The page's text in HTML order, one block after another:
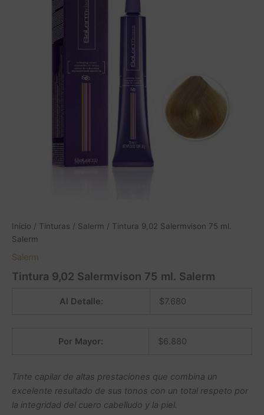
Inicio / Tinturas / Salerm / Tintura 9,02 Salermvison 75 ml.
Salerm
Salerm
Tintura 9,02 Salermvison 75 ml. Salerm
Al Detalle: $7.680
Por Mayor: $6.880
Tinte capilar de altas prestaciones que combina un
excelente resultado de sus tonos con un total respeto por
la integridad del cuero cabelludo y la piel.